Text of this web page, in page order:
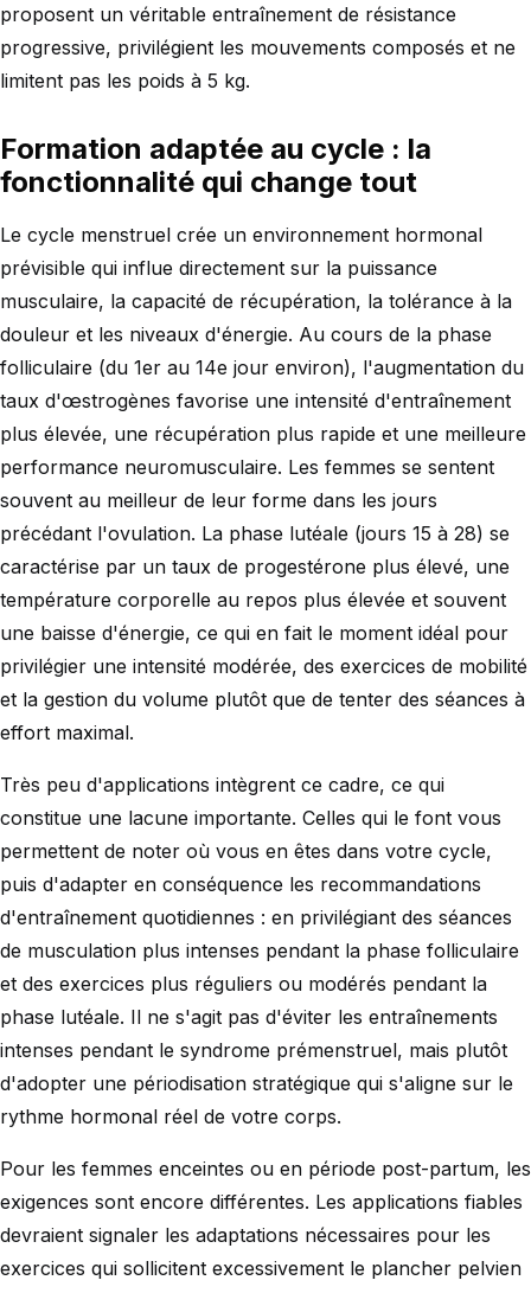
proposent un véritable entraînement de résistance
progressive, privilégient les mouvements composés et ne
limitent pas les poids à 5 kg.
Formation adaptée au cycle : la
fonctionnalité qui change tout
Le cycle menstruel crée un environnement hormonal
prévisible qui influe directement sur la puissance
musculaire, la capacité de récupération, la tolérance à la
douleur et les niveaux d'énergie. Au cours de la phase
folliculaire (du 1er au 14e jour environ), l'augmentation du
taux d'œstrogènes favorise une intensité d'entraînement
plus élevée, une récupération plus rapide et une meilleure
performance neuromusculaire. Les femmes se sentent
souvent au meilleur de leur forme dans les jours
précédant l'ovulation. La phase lutéale (jours 15 à 28) se
caractérise par un taux de progestérone plus élevé, une
température corporelle au repos plus élevée et souvent
une baisse d'énergie, ce qui en fait le moment idéal pour
privilégier une intensité modérée, des exercices de mobilité
et la gestion du volume plutôt que de tenter des séances à
effort maximal.
Très peu d'applications intègrent ce cadre, ce qui
constitue une lacune importante. Celles qui le font vous
permettent de noter où vous en êtes dans votre cycle,
puis d'adapter en conséquence les recommandations
d'entraînement quotidiennes : en privilégiant des séances
de musculation plus intenses pendant la phase folliculaire
et des exercices plus réguliers ou modérés pendant la
phase lutéale. Il ne s'agit pas d'éviter les entraînements
intenses pendant le syndrome prémenstruel, mais plutôt
d'adopter une périodisation stratégique qui s'aligne sur le
rythme hormonal réel de votre corps.
Pour les femmes enceintes ou en période post-partum, les
exigences sont encore différentes. Les applications fiables
devraient signaler les adaptations nécessaires pour les
exercices qui sollicitent excessivement le plancher pelvien